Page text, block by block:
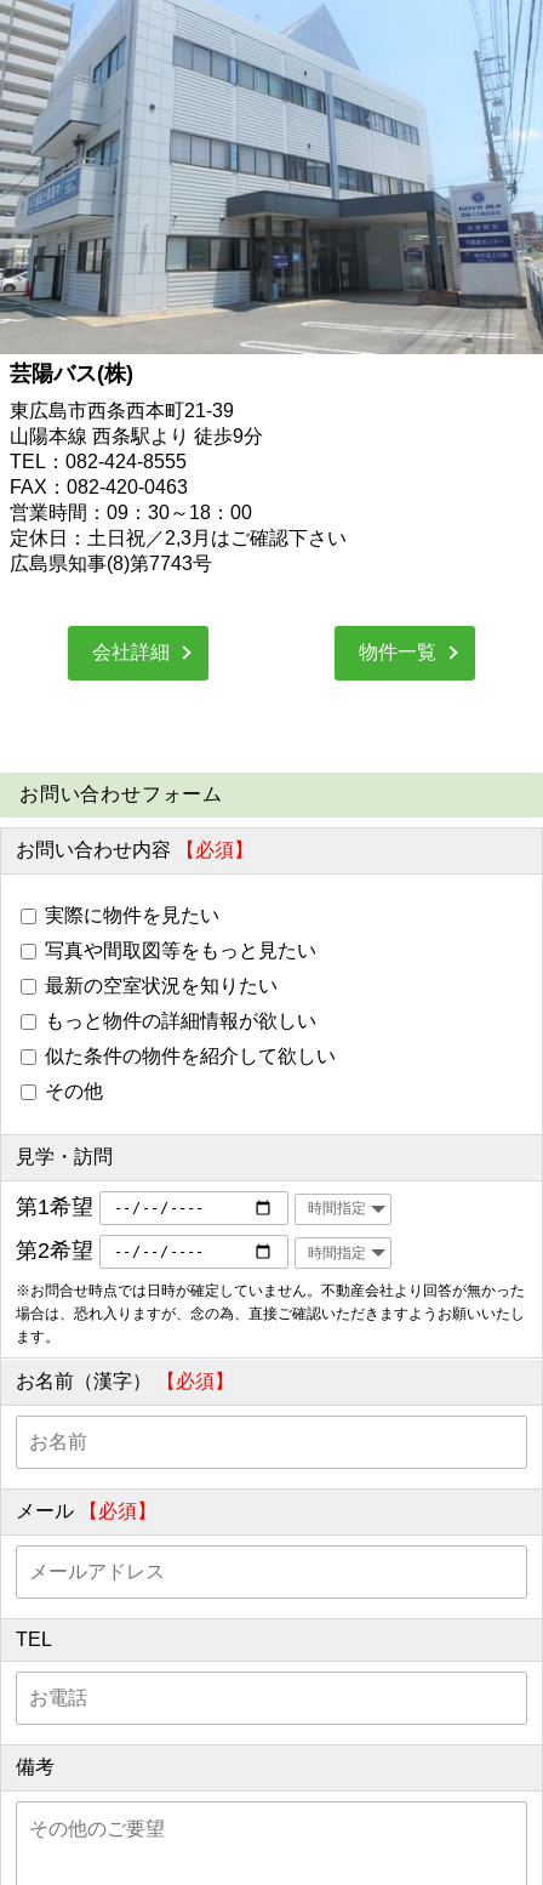
芸陽バス(株)
東広島市西条西本町21-39
山陽本線 西条駅より 徒歩9分
TEL：082-424-8555
FAX：082-420-0463
営業時間：09：30～18：00
定休日：土日祝／2,3月はご確認下さい
広島県知事(8)第7743号
会社詳細 物件一覧
お問い合わせフォーム
お問い合わせ内容 【必須】
実際に物件を見たい
写真や間取図等をもっと見たい
最新の空室状況を知りたい
もっと物件の詳細情報が欲しい
似た条件の物件を紹介して欲しい
その他
見学・訪問
第1希望
第2希望
※お問合せ時点では日時が確定していません。不動産会社より回答が無かった
場合は、恐れ入りますが、念の為、直接ご確認いただきますようお願いいたし
ます。
お名前（漢字） 【必須】
メール 【必須】
TEL
備考